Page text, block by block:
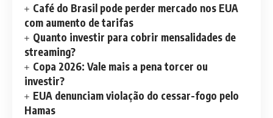
Café do Brasil pode perder mercado nos EUA
com aumento de tarifas
Quanto investir para cobrir mensalidades de
streaming?
Copa 2026: Vale mais a pena torcer ou
investir?
EUA denunciam violação do cessar-fogo pelo
Hamas